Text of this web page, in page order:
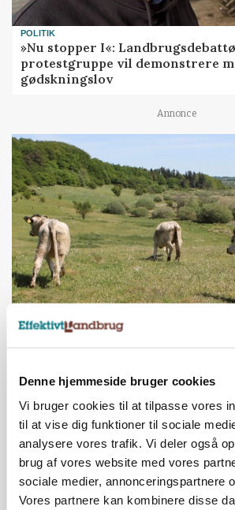
Denne hjemmeside bruger cookies
Vi bruger cookies til at tilpasse vores
til at vise dig funktioner til sociale
analysere vores trafik. Vi deler også
brug af vores website med vores
sociale medier, annonceringspartnere
Vores partnere kan kombinere disse
POLITIK
»Nu stopper I«:
protestgruppe vil demonstrere
gødskningslov
Annonce
KVÆG
Snart kan man søge tilskud til
Annonce
PLANTER
Før såmaskinen kører: Her er
skadedyrsrisici